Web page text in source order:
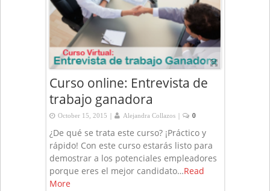
Curso online: Entrevista de
trabajo ganadora
October 15, 2015 | Alejandra Collazos | 0
¿De qué se trata este curso? ¡Práctico y
rápido! Con este curso estarás listo para
demostrar a los potenciales empleadores
porque eres el mejor candidato…Read
More